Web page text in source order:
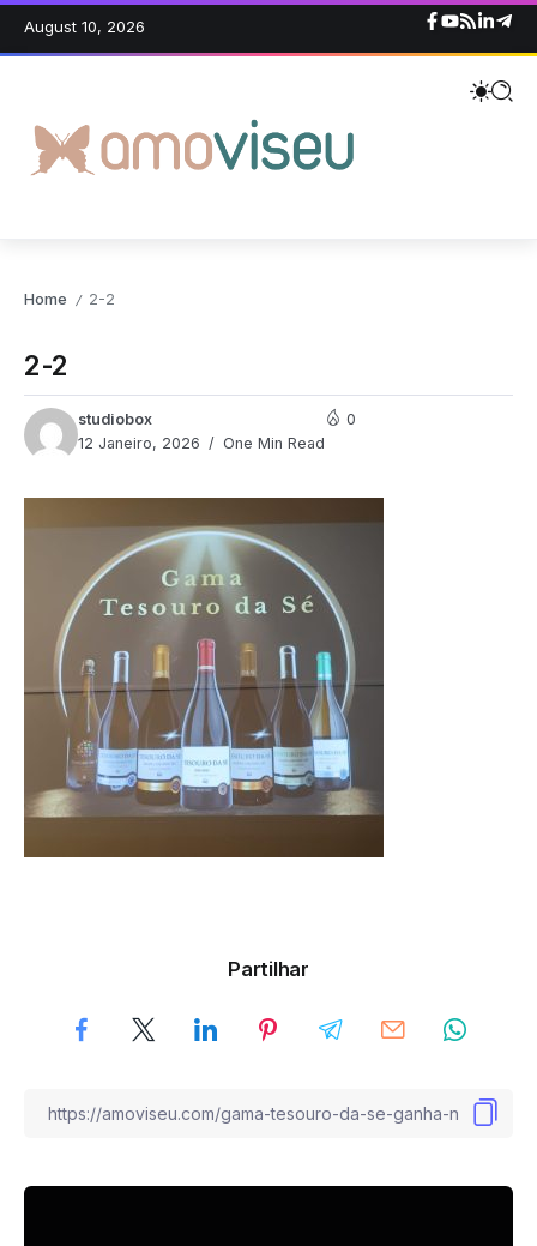
August 10, 2026
Home / 2-2
2-2
studiobox
12 Janeiro, 2026
One Min Read
0
Partilhar